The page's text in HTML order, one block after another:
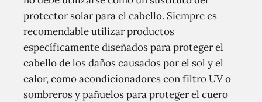
protector solar para el cabello. Siempre es
recomendable utilizar productos
específicamente diseñados para proteger el
cabello de los daños causados por el sol y el
calor, como acondicionadores con filtro UV o
sombreros y pañuelos para proteger el cuero